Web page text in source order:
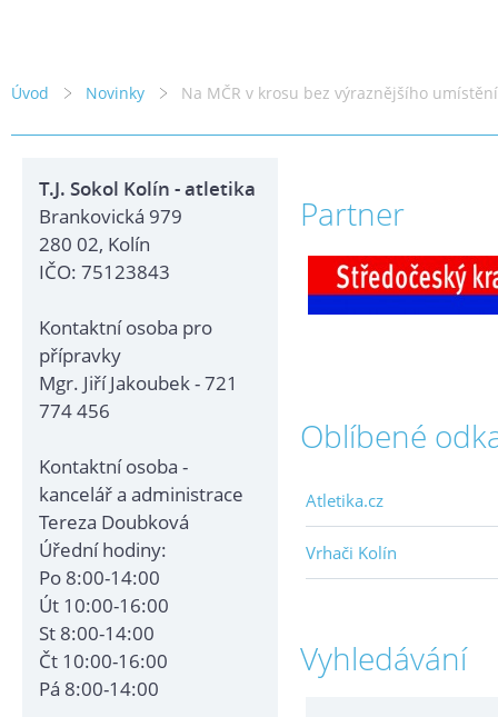
Úvod Novinky Na MČR v krosu bez výraznějšího umístění
T.J. Sokol Kolín - atletika
Brankovická 979
280 02, Kolín
IČO: 75123843
Kontaktní osoba pro
přípravky
Mgr. Jiří Jakoubek - 721
774 456
Kontaktní osoba -
kancelář a administrace
Tereza Doubková
Úřední hodiny:
Po 8:00-14:00
Út 10:00-16:00
St 8:00-14:00
Čt 10:00-16:00
Pá 8:00-14:00
Partner
Oblíbené
Atletika.cz
Vrhači Kolín
Vyhledávání